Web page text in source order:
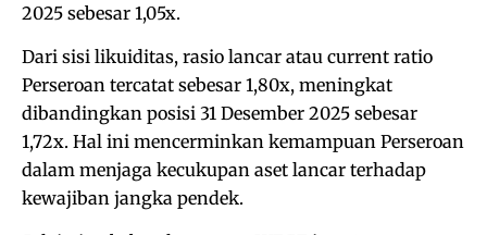
2025 sebesar 1,05x.
Dari sisi likuiditas, rasio lancar atau current ratio
Perseroan tercatat sebesar 1,80x, meningkat
dibandingkan posisi 31 Desember 2025 sebesar
1,72x. Hal ini mencerminkan kemampuan Perseroan
dalam menjaga kecukupan aset lancar terhadap
kewajiban jangka pendek.